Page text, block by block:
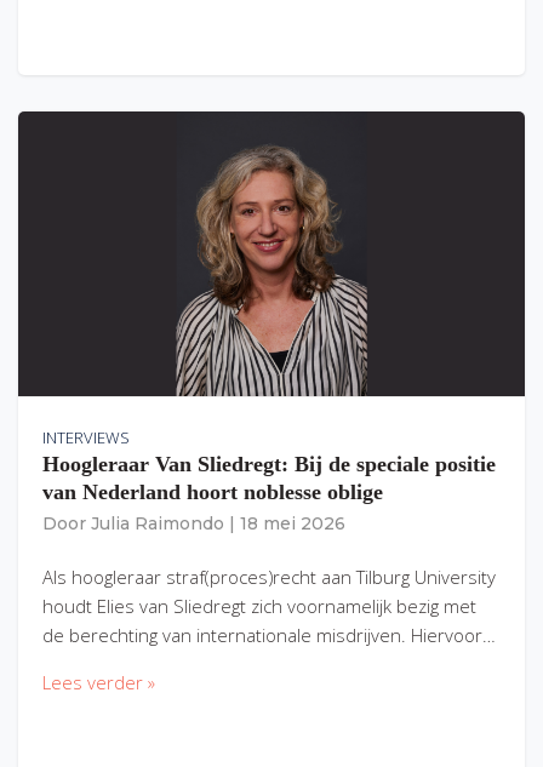
INTERVIEWS
Hoogleraar Van Sliedregt: Bij de speciale positie
van Nederland hoort noblesse oblige
Door Julia Raimondo 18 mei 2026
Als hoogleraar straf(proces)recht aan Tilburg University
houdt Elies van Sliedregt zich voornamelijk bezig met
de berechting van internationale misdrijven. Hiervoor…
Lees verder »